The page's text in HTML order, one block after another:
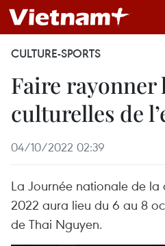
CULTURE-SPORTS
Faire rayonner
culturelles de
04/10/2022 02:39
La Journée nationale de la
2022 aura lieu du 6 au 8
de Thai Nguyen.